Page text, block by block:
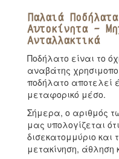
Παλαιά
Αυτοκίνητα -
Ανταλλακτικά
Ποδήλατο είναι το
αναβάτης
ποδήλατο αποτελεί
μεταφορικό μέσο.
Σήμερα, ο αριθμός
μας υπολογίζεται
δισεκατομμύριο και
μετακίνηση,